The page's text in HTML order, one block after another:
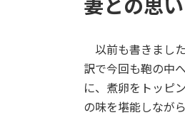
妻との思
以前も書きまし
訳で今回も鞄の中
に、煮卵をトッピ
の味を堪能しなが